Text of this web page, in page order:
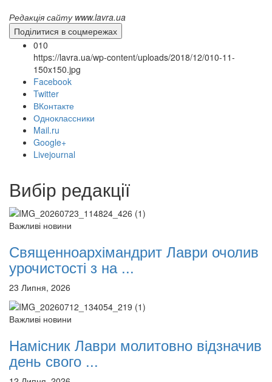
онлайн трансляції
12 сентября 2015
12 сентября 2015
12 сентября 2015Название трансляции
12 сентября 2015
Название трансляции
12 сентября 2015Название трансляции
12 сентября 2015
Перейти до архіву
Редакція сайту www.lavra.ua
Поділитися в соцмережах
010
https://lavra.ua/wp-content/uploads/2018/12/010-11-
150x150.jpg
Facebook
Twitter
ВКонтакте
Одноклассники
Mail.ru
Google+
Livejournal
Вибір редакції
Важливі новини
Священноархімандрит Лаври очолив
урочистості з на ...
23 Липня, 2026
Важливі новини
Намісник Лаври молитовно відзначив
день свого ...